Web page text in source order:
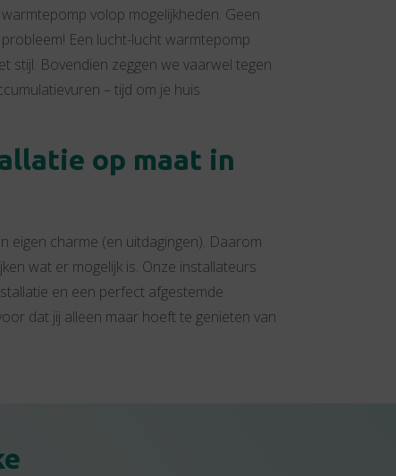
volop mogelijkheden. Geen
Een lucht-lucht warmtepomp
stijl. Bovendien zeggen we vaarwel tegen
– tijd om je huis
op maat in
eigen charme (en uitdagingen). Daarom
wat er mogelijk is. Onze installateurs
en een perfect afgestemde
dat jij alleen maar hoeft te genieten van